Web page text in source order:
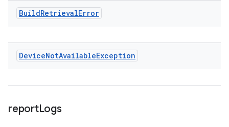
BuildRetrievalError
DeviceNotAvailableException
reportLogs